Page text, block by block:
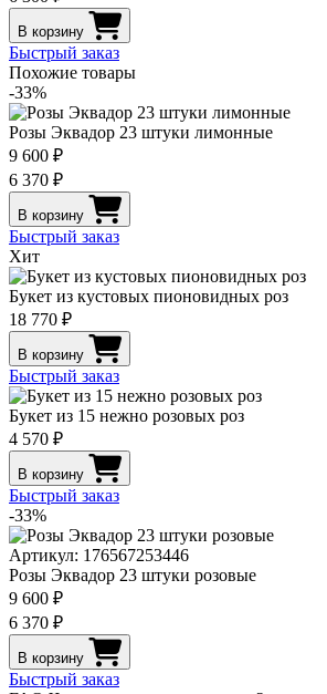
В корзину
Быстрый заказ
Похожие товары
-33%
Розы Эквадор 23 штуки лимонные
9 600 ₽
6 370 ₽
В корзину
Быстрый заказ
Хит
Букет из кустовых пионовидных роз
18 770 ₽
В корзину
Быстрый заказ
Букет из 15 нежно розовых роз
4 570 ₽
В корзину
Быстрый заказ
-33%
Артикул: 176567253446
Розы Эквадор 23 штуки розовые
9 600 ₽
6 370 ₽
В корзину
Быстрый заказ